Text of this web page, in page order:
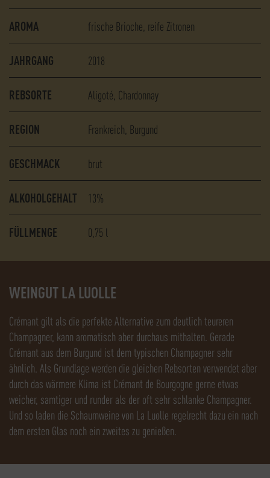
AROMA frische Brioche reife Zitronen
JAHRGANG 2018
REBSORTE Aligoté Chardonnay
REGION Frankreich, Burgund
GESCHMACK brut
ALKOHOLGEHALT 13%
FÜLLMENGE 0,75 l
WEINGUT LA LUOLLE
Crémant gilt als die perfekte Alternative zum deutlich teureren
Champagner, kann aromatisch aber durchaus mithalten. Gerade
Crémant aus dem Burgund ist dem typischen Champagner sehr
ähnlich. Als Grundlage werden die gleichen Rebsorten verwendet aber
durch das wärmere Klima ist Crémant de Bourgogne gerne etwas
weicher, samtiger und runder als der oft sehr schlanke Champagner.
Und so laden die Schaumweine von La Luolle regelrecht dazu ein nach
dem ersten Glas noch ein zweites zu genießen.